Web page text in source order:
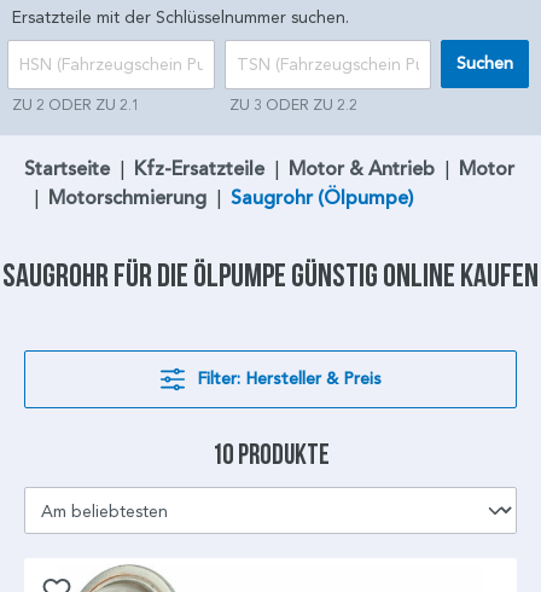
Ersatzteile mit der Schlüsselnummer suchen.
ZU 2 ODER ZU 2.1 ZU 3 ODER ZU 2.2
Suchen
Startseite | Kfz-Ersatzteile | Motor & Antrieb | Motor
| Motorschmierung | Saugrohr (Ölpumpe)
Saugrohr für die Ölpumpe günstig online kaufen
Filter: Hersteller & Preis
10 Produkte